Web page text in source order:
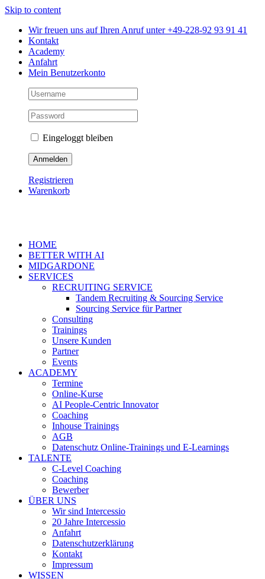
Skip to content
Wir freuen uns auf Ihren Anruf unter +49-228-92 93 91 41
Kontakt
Academy
Anfahrt
Mein Benutzerkonto
Eingeloggt bleiben
Registrieren
Warenkorb
HOME
BETTER WITH AI
MIDGARDONE
SERVICES
RECRUITING SERVICE
Tandem Recruiting & Sourcing Service
Sourcing Service für Partner
Consulting
Trainings
Unsere Kunden
Partner
Events
ACADEMY
Termine
Online-Kurse
AI People-Centric Innovator
Coaching
Inhouse Trainings
AGB
Datenschutz Online-Trainings und E-Learnings
TALENTE
C-Level Coaching
Coaching
Bewerber
ÜBER UNS
Wir sind Intercessio
20 Jahre Intercessio
Anfahrt
Datenschutzerklärung
Kontakt
Impressum
WISSEN